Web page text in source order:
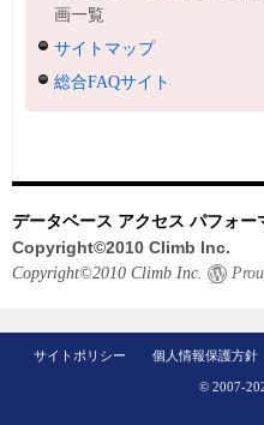
画一覧
サイトマップ
総合FAQサイト
データベース アクセス パフォー
Copyright©2010 Climb Inc.
Copyright©2010 Climb Inc.
サイトポリシー 個人情報保護方針
© 2007-